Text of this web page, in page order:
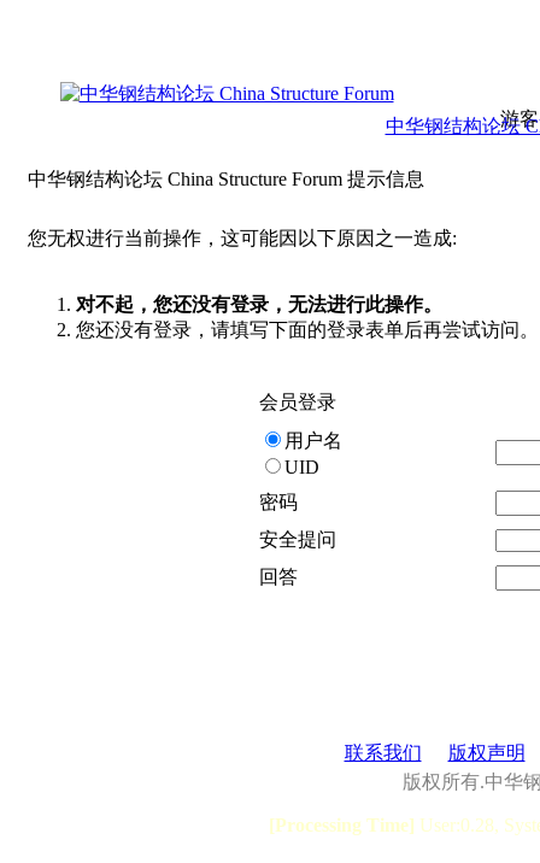
游
中华钢结构论坛
中华钢结构论坛 China Structure Forum 提示信息
您无权进行当前操作，这可能因以下原因之一造成:
对不起，您还没有登录，无法进行此操作。
您还没有登录，请填写下面的登录表单后再尝试访问。
会员登录
用户名
UID
密码
安全提问
回答
联系我们
版权声明
版权所有.中华
[Processing Time] User:0.28,